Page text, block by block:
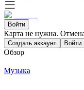
Войти
Карта не нужна.
Создать аккаунт Войти
Обзор
Музыка